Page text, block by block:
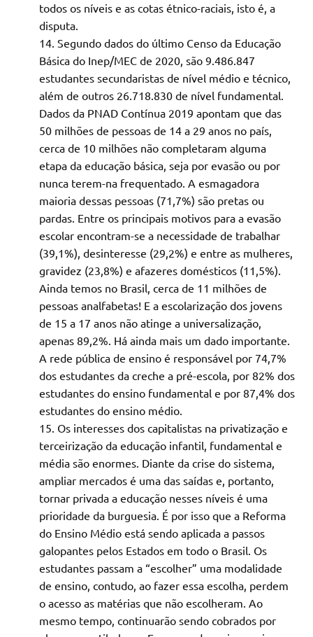
todos os níveis e as cotas étnico-raciais, isto é, a
disputa.
Segundo dados do último Censo da Educação
Básica do Inep/MEC de 2020, são 9.486.847
estudantes secundaristas de nível médio e técnico,
além de outros 26.718.830 de nível fundamental.
Dados da PNAD Contínua 2019 apontam que das
50 milhões de pessoas de 14 a 29 anos no país,
cerca de 10 milhões não completaram alguma
etapa da educação básica, seja por evasão ou por
nunca terem-na frequentado. A esmagadora
maioria dessas pessoas (71,7%) são pretas ou
pardas. Entre os principais motivos para a evasão
escolar encontram-se a necessidade de trabalhar
(39,1%), desinteresse (29,2%) e entre as mulheres,
gravidez (23,8%) e afazeres domésticos (11,5%).
Ainda temos no Brasil, cerca de 11 milhões de
pessoas analfabetas! E a escolarização dos jovens
de 15 a 17 anos não atinge a universalização,
apenas 89,2%. Há ainda mais um dado importante.
A rede pública de ensino é responsável por 74,7%
dos estudantes da creche a pré-escola, por 82% dos
estudantes do ensino fundamental e por 87,4% dos
estudantes do ensino médio.
Os interesses dos capitalistas na privatização e
terceirização da educação infantil, fundamental e
média são enormes. Diante da crise do sistema,
ampliar mercados é uma das saídas e, portanto,
tornar privada a educação nesses níveis é uma
prioridade da burguesia. É por isso que a Reforma
do Ensino Médio está sendo aplicada a passos
galopantes pelos Estados em todo o Brasil. Os
estudantes passam a “escolher” uma modalidade
de ensino, contudo, ao fazer essa escolha, perdem
o acesso as matérias que não escolheram. Ao
mesmo tempo, continuarão sendo cobrados por